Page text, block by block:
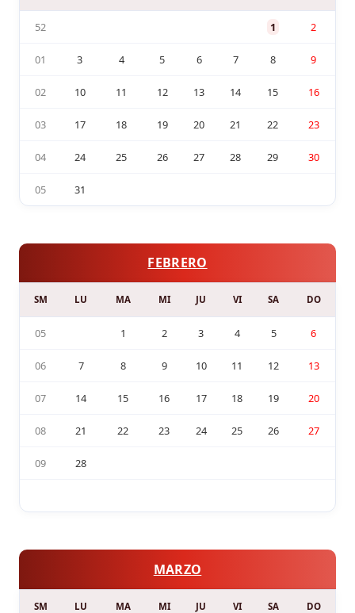
52 1 2
01 3 4 5 6 7 8 9
02 10 11 12 13 14 15 16
03 17 18 19 20 21 22 23
04 24 25 26 27 28 29 30
05 31
FEBRERO
SM LU MA MI JU VI SA DO
05 1 2 3 4 5 6
06 7 8 9 10 11 12 13
07 14 15 16 17 18 19 20
08 21 22 23 24 25 26 27
09 28
MARZO
SM LU MA MI JU VI SA DO